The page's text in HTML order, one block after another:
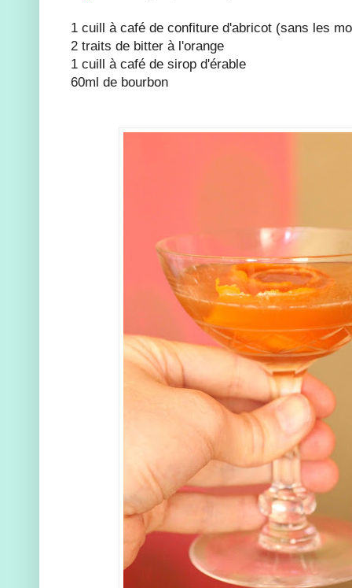
1 cuill à café de confiture d'abricot (sans les
2 traits de bitter à l'orange
1 cuill à café de sirop d'érable
60ml de bourbon